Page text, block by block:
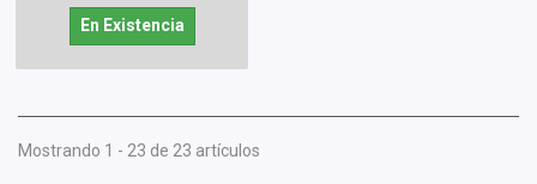
En Existencia
Mostrando 1 - 23 de 23 artículos